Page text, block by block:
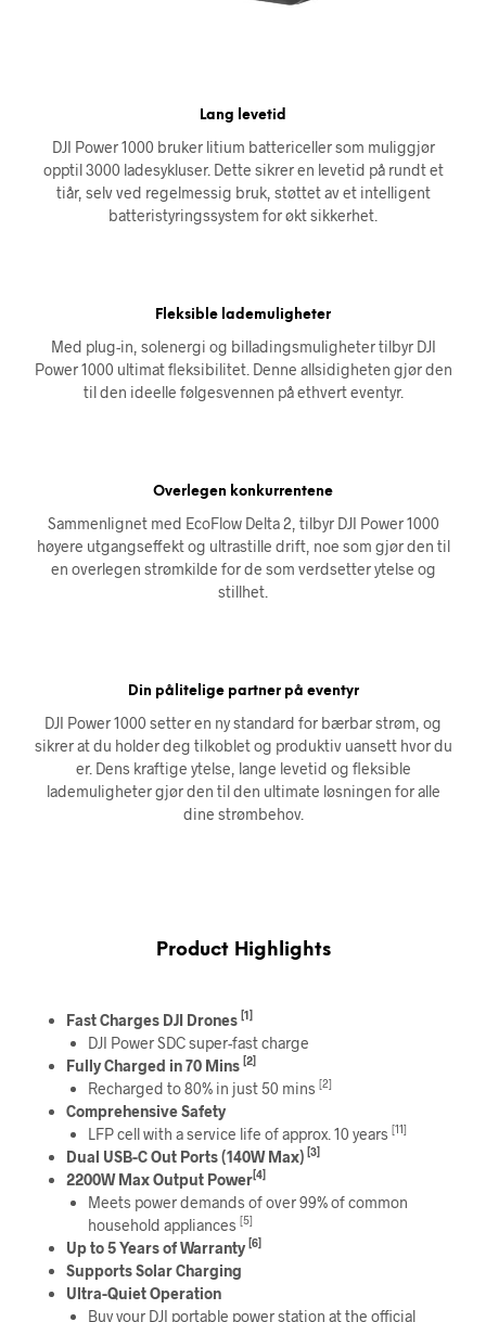
Lang levetid
DJI Power 1000 bruker litium battericeller som muliggjør
opptil 3000 ladesykluser. Dette sikrer en levetid på rundt et
tiår, selv ved regelmessig bruk, støttet av et intelligent
batteristyringssystem for økt sikkerhet.
Fleksible lademuligheter
Med plug-in, solenergi og billadingsmuligheter tilbyr DJI
Power 1000 ultimat fleksibilitet. Denne allsidigheten gjør den
til den ideelle følgesvennen på ethvert eventyr.
Overlegen konkurrentene
Sammenlignet med EcoFlow Delta 2, tilbyr DJI Power 1000
høyere utgangseffekt og ultrastille drift, noe som gjør den til
en overlegen strømkilde for de som verdsetter ytelse og
stillhet.
Din pålitelige partner på eventyr
DJI Power 1000 setter en ny standard for bærbar strøm, og
sikrer at du holder deg tilkoblet og produktiv uansett hvor du
er. Dens kraftige ytelse, lange levetid og fleksible
lademuligheter gjør den til den ultimate løsningen for alle
dine strømbehov.
Product Highlights
Fast Charges DJI Drones [1]
DJI Power SDC super-fast charge
Fully Charged in 70 Mins [2]
Recharged to 80% in just 50 mins [2]
Comprehensive Safety
LFP cell with a service life of approx. 10 years [11]
Dual USB-C Out Ports (140W Max) [3]
2200W Max Output Power[4]
Meets power demands of over 99% of common
household appliances [5]
Up to 5 Years of Warranty [6]
Supports Solar Charging
Ultra-Quiet Operation
Buy your DJI portable power station at the official